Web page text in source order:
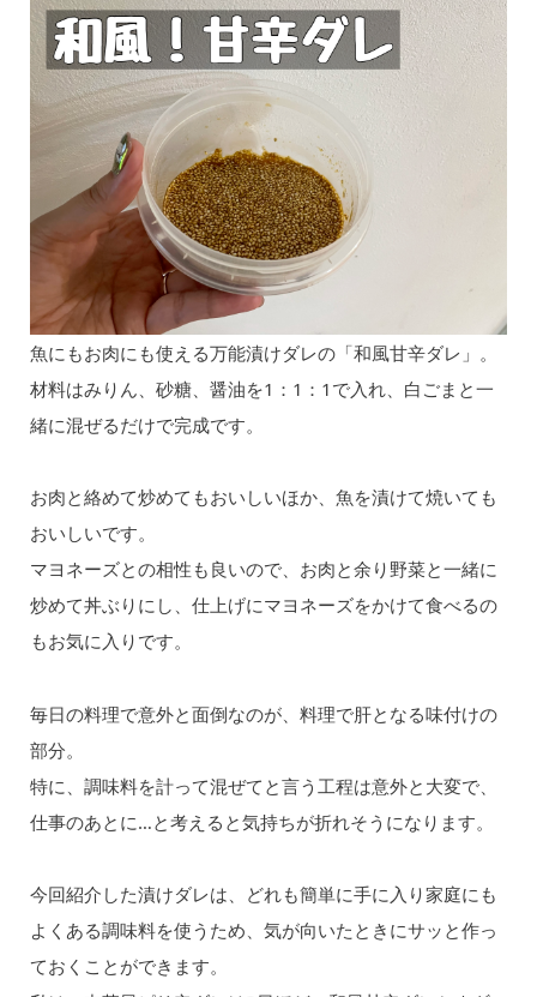
魚にもお肉にも使える万能漬けダレの「和風甘辛ダレ」。
材料はみりん、砂糖、醤油を1：1：1で入れ、白ごまと一
緒に混ぜるだけで完成です。
お肉と絡めて炒めてもおいしいほか、魚を漬けて焼いても
おいしいです。
マヨネーズとの相性も良いので、お肉と余り野菜と一緒に
炒めて丼ぶりにし、仕上げにマヨネーズをかけて食べるの
もお気に入りです。
毎日の料理で意外と面倒なのが、料理で肝となる味付けの
部分。
特に、調味料を計って混ぜてと言う工程は意外と大変で、
仕事のあとに…と考えると気持ちが折れそうになります。
今回紹介した漬けダレは、どれも簡単に手に入り家庭にも
よくある調味料を使うため、気が向いたときにサッと作っ
ておくことができます。